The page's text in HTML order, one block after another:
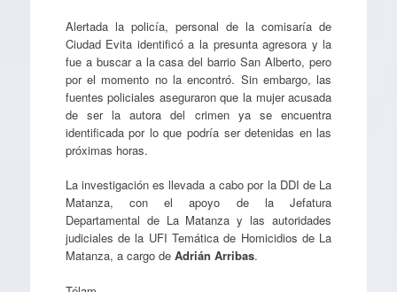
Alertada la policía, personal de la comisaría de
Ciudad Evita identificó a la presunta agresora y la
fue a buscar a la casa del barrio San Alberto, pero
por el momento no la encontró. Sin embargo, las
fuentes policiales aseguraron que la mujer acusada
de ser la autora del crimen ya se encuentra
identificada por lo que podría ser detenidas en las
próximas horas.
La investigación es llevada a cabo por la DDI de La
Matanza, con el apoyo de la Jefatura
Departamental de La Matanza y las autoridades
judiciales de la UFI Temática de Homicidios de La
Matanza, a cargo deAdrián Arribas.